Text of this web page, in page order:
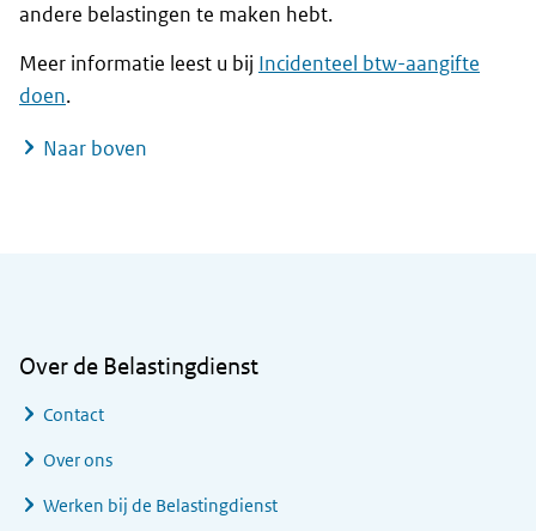
andere belastingen te maken hebt.
Meer informatie leest u bij Incidenteel btw-aangifte
doen.
Naar boven
Over de Belastingdienst
Contact
Over ons
Werken bij de Belastingdienst